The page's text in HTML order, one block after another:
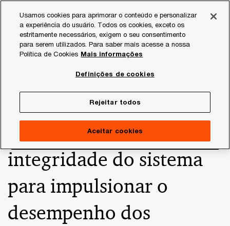
content
footer
Consultoria
Riscos e controles no
SAP: garantindo a
confiabilidade e a
integridade do sistema
para impulsionar o
desempenho dos
Usamos cookies para aprimorar o conteúdo e personalizar
a experiência do usuário. Todos os cookies, exceto os
estritamente necessários, exigem o seu consentimento
para serem utilizados. Para saber mais acesse a nossa
Política de Cookies Mais informações
Definições de cookies
Rejeitar todos
Aceitar cookies